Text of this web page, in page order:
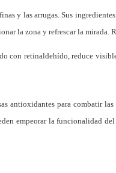
y las arrugas. Sus
la zona y refrescar la mirada.
con retinaldehído, reduce
antioxidantes para combatir
empeorar la funcionalidad